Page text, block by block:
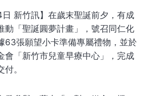
日 新竹訊】在歲末聖誕前夕，有成
動「聖誕圓夢計畫」，號召同仁化
63張願望小卡準備專屬禮物，並於
會「新竹市兒童早療中心」，完成
。